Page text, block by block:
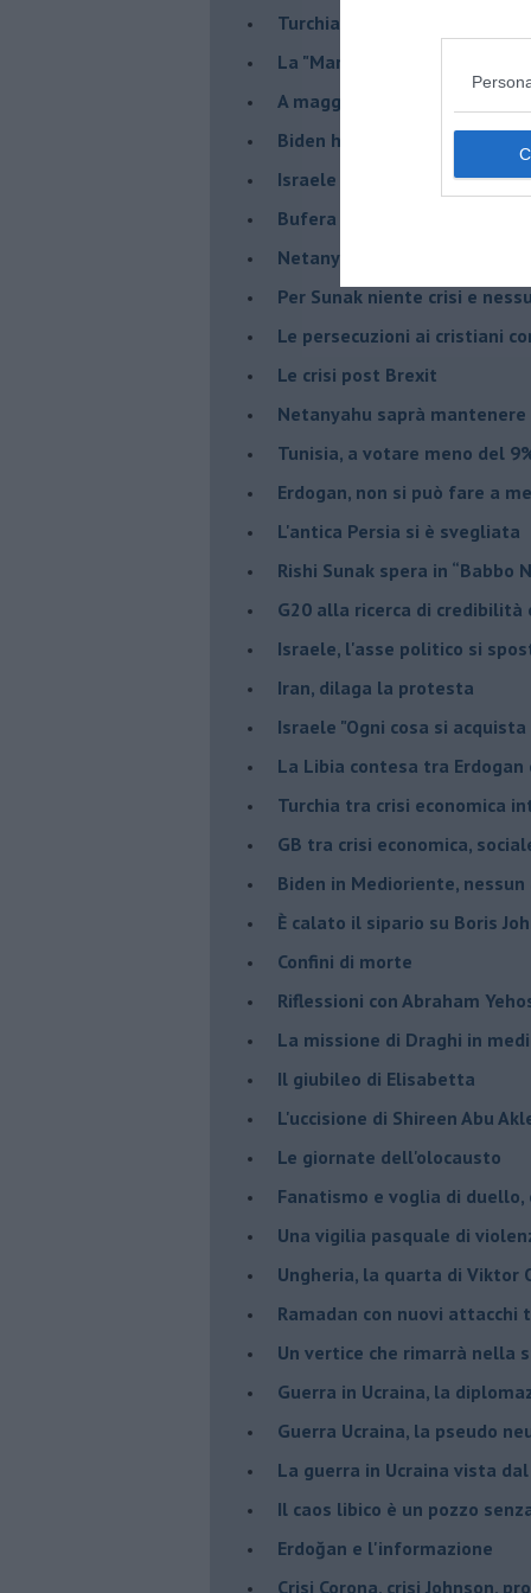
Turchia al voto, Erdogan in
La "Marcia dei vivi" per non
A maggio le urne
Biden ha fatto infuriare la
Israele rischia una guerra
Bufera sull'immigrazione
Netanyahu a Roma, un
Per Sunak niente crisi e
Le persecuzioni ai cristiani
Le crisi post Brexit
Netanyahu saprà mantenere
Tunisia, a votare meno del
Erdogan, non si può fare a
L'antica Persia si è svegliata
Rishi Sunak spera in “Babbo
G20 alla ricerca di
Israele, l'asse politico si
Iran, dilaga la protesta
Israele "Ogni cosa si
La Libia contesa tra Erdogan
Turchia tra crisi economica
GB tra crisi economica,
Biden in Medioriente, nessun
È calato il sipario su Boris
Confini di morte
Riflessioni con Abraham
La missione di Draghi in
Il giubileo di Elisabetta
L'uccisione di Shireen Abu
Le giornate dell'olocausto
Fanatismo e voglia di
Una vigilia pasquale di
Ungheria, la quarta di Viktor
Ramadan con nuovi attacchi
Un vertice che rimarrà nella
Guerra in Ucraina, la
Guerra Ucraina, la pseudo
La guerra in Ucraina vista
​Il caos libico è un pozzo
Erdoğan e l'informazione
Crisi Corona, crisi Johnson,